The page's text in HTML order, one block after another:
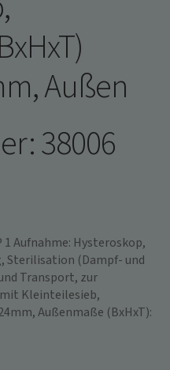
Außen
38006
1 Aufnahme: Hysteroskop,
Sterilisation (Dampf- und
Transport, zur
Kleinteilesieb,
Außenmaße (BxHxT):